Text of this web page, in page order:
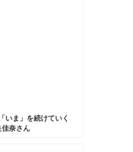
いま」を続けていく
佳奈さん